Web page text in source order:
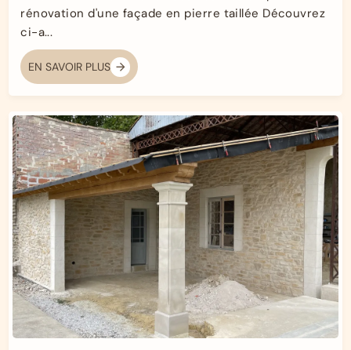
rénovation d'une façade en pierre taillée Découvrez
ci-a...
EN SAVOIR PLUS